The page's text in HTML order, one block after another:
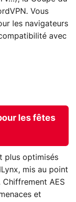
Vous
les navigateurs
avec
les fêtes
plus optimisés
mis au point
Chiffrement AES
et